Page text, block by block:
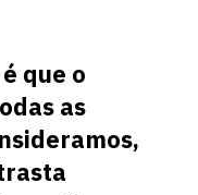
que o
as